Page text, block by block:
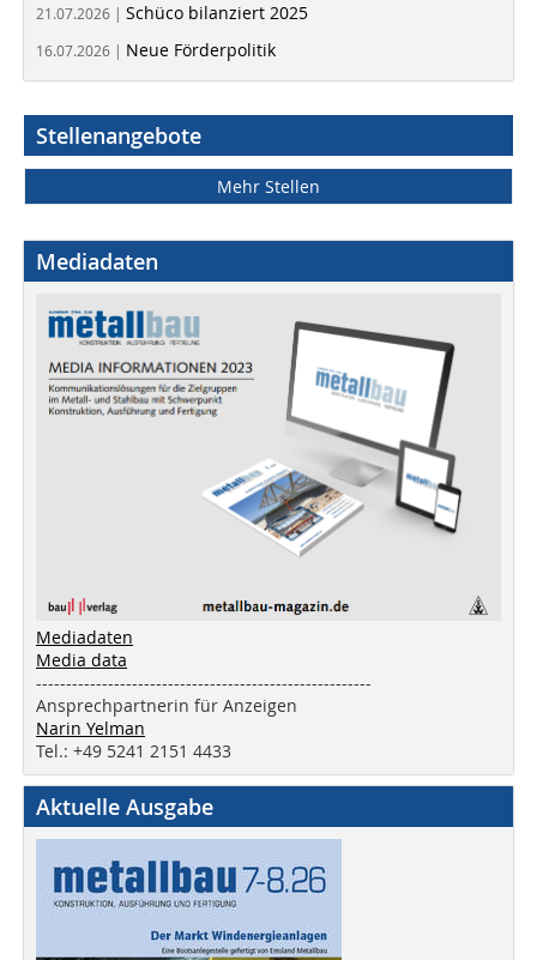
21.07.2026 | Schüco bilanziert 2025
16.07.2026 | Neue Förderpolitik
Stellenangebote
Mehr Stellen
Mediadaten
Mediadaten
Media data
--------------------------------------------------------
Ansprechpartnerin für Anzeigen
Narin Yelman
Tel.: +49 5241 2151 4433
Aktuelle Ausgabe